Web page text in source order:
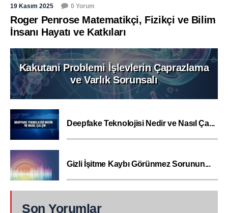
19 Kasım 2025 0 Yorum
Roger Penrose Matematikçi, Fizikçi ve Bilim
İnsanı Hayatı ve Katkıları
Kakutani Problemi İşlevlerin Çaprazlama
ve Varlık Sorunsalı
Deepfake Teknolojisi Nedir ve Nasıl Ça...
Gizli İşitme Kaybı Görünmez Sorunun...
Son Yorumlar